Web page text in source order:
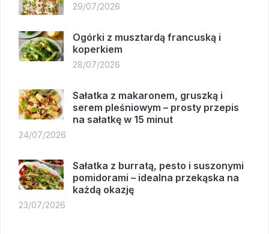
29/07/2026
Ogórki z musztardą francuską i
koperkiem
28/07/2026
Sałatka z makaronem, gruszką i
serem pleśniowym – prosty przepis
na sałatkę w 15 minut
24/07/2026
Sałatka z burratą, pesto i suszonymi
pomidorami – idealna przekąska na
każdą okazję
23/07/2026